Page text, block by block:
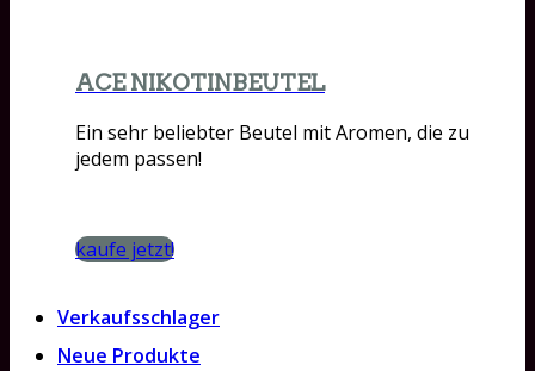
ACE NIKOTINBEUTEL
Ein sehr beliebter Beutel mit Aromen, die zu
jedem passen!
kaufe jetzt!
Verkaufsschlager
Neue Produkte